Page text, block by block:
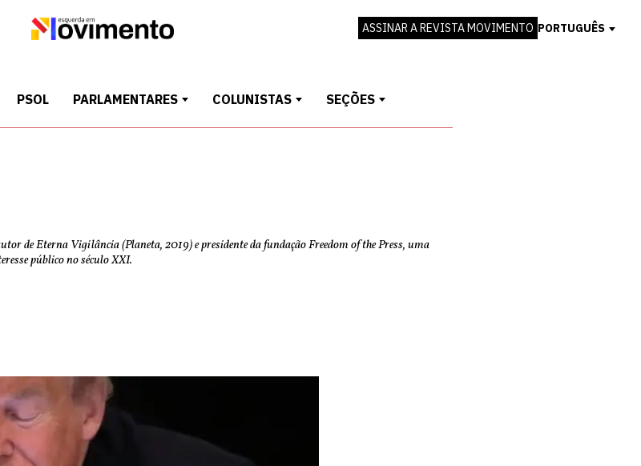
ASSINAR A REVISTA MOVIMENTO PORTUGUÊS
PSOL PARLAMENTARES COLUNISTAS SEÇÕES
de Eterna Vigilância (Planeta, 2019) e presidente da fundação Freedom of the Press, uma
público no século XXI.